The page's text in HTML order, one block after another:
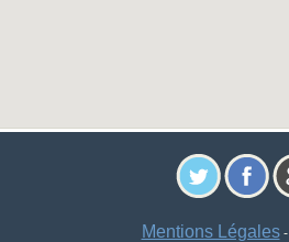
Mentions Légales-